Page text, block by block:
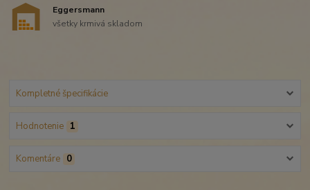
Eggersmann
všetky krmivá skladom
Kompletné špecifikácie
Hodnotenie 1
Komentáre 0